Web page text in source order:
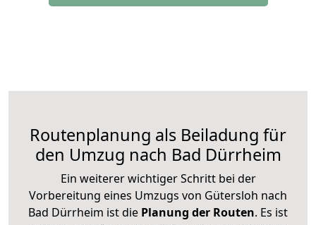
Routenplanung als Beiladung für
den Umzug nach Bad Dürrheim
Ein weiterer wichtiger Schritt bei der
Vorbereitung eines Umzugs von Gütersloh nach
Bad Dürrheim ist die Planung der Routen. Es ist